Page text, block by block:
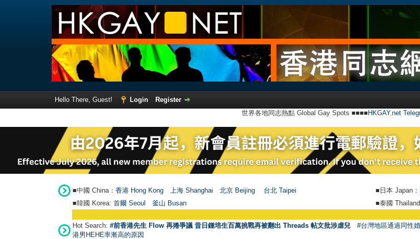
Hello There, Guest! Login
Register
世界各地同志熱點 Global Gay Spots ■■■■ HKGAY.net
■中國 China： 香港 Hong Kong 上海 Shanghai 北京 Beijing 台北 Taipei ■日本 Japan：
■韓國 Korea: 首爾 Seou 釜山 Busan ■泰國 Thailand
Hot Search: #前香港先生 Flow 再捲爭議 昔日鍾培生百萬挑戰再被翻出 Threads 帖文批涉虐兒 #台灣地區通過同性
港男HEHE率漸高的原因